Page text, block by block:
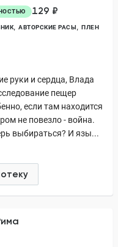
129 ₽
АВТОРСКИЕ РАСЫ ПЛЕН
руки и сердца, Влада
пещер
если там находится
не повезло - война.
выбираться? И язы...